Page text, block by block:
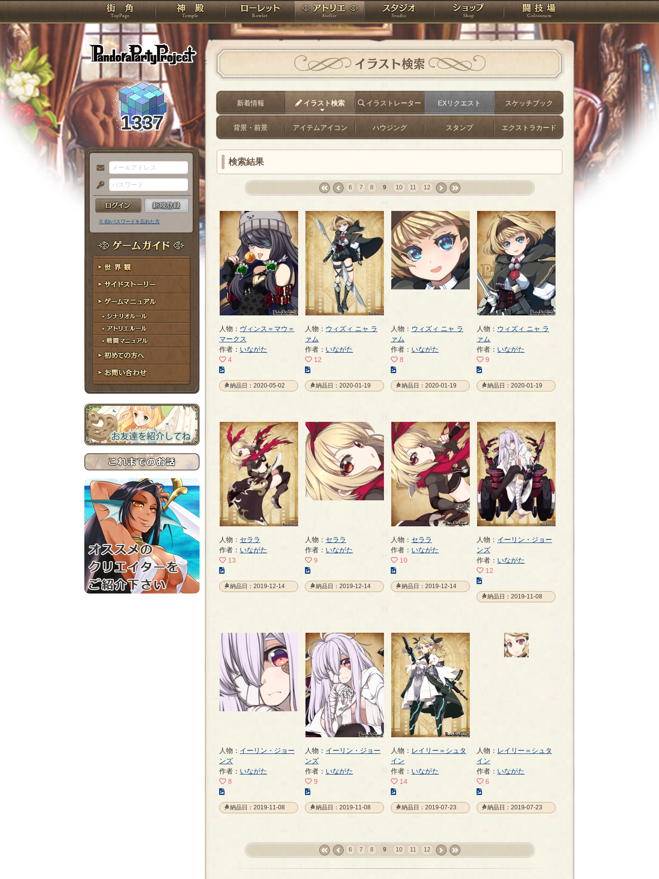
PandoraPartyProject
TOP 神殿 ローレット アトリエ スタジオ ショップ 闘技場
1337
メ
ー
ル
ア
ド
レ
ス
パ
ス
ー
ド
※ ID/パスワードを忘れた方
ゲームガイド
世界観
サイドストーリー
ゲームマニュアル
シナリオルール
アトリエルール
戦闘マニュアル
初めての方へ
お問い合わせ
イラスト検索
新着情報 イラスト検索 イラストレーター EXリクエスト スケッチブック
背景・前景 アイテムアイコン ハウジング スタンプ エクストラカード
検索結果
first prev
6 7 8 9 10 11
12
›
»
人物： ヴィンス＝マウ＝
マークス
作者： いながた
4
の
イ
ト
の
ペ
ー
ジ
納品日：2020-05-02
人物： ウィズィ ニャ ラ
ァム
作者： いながた
12
の
イ
ト
の
ペ
ー
ジ
納品日：2020-01-19
人物： ウィズィ ニャ ラ
ァム
作者： いながた
8
の
イ
ト
の
ペ
ー
ジ
納品日：2020-01-19
人物： ウィズィ ニャ ラ
ァム
作者： いながた
9
の
イ
ト
の
ペ
ー
ジ
納品日：2020-01-19
人物： セララ
作者： いながた
13
の
イ
の
ペ
ー
ジ
納品日：2019-12-14
人物： セララ
作者： いながた
9
の
イ
の
ペ
ー
ジ
納品日：2019-12-14
人物： セララ
作者： いながた
10
の
イ
の
ペ
ー
ジ
納品日：2019-12-14
人物： イーリン・ジョー
ンズ
作者： いながた
12
の
イ
納品日：2019-11-08
人物： イーリン・ジョー
ンズ
作者： いながた
8
の
イ
納品日：2019-11-08
人物： イーリン・ジョー
ンズ
作者： いながた
9
の
イ
ト
の
納品日：2019-11-08
人物： レイリー＝シュタ
イン
作者： いながた
14
の
イ
ト
の
納品日：2019-07-23
人物： レイリー＝シュタ
イン
作者： いながた
6
の
イ
ト
納品日：2019-07-23
6 7 8 9 10 11
12